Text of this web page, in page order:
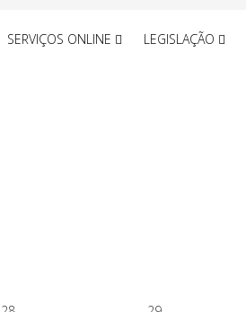
SERVIÇOS ONLINE LEGISLAÇÃO